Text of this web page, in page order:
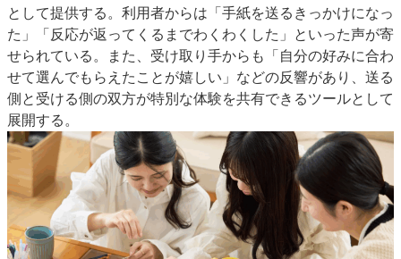
として提供する。利用者からは「手紙を送るきっかけになっ
た」「反応が返ってくるまでわくわくした」といった声が寄
せられている。また、受け取り手からも「自分の好みに合わ
せて選んでもらえたことが嬉しい」などの反響があり、送る
側と受ける側の双方が特別な体験を共有できるツールとして
展開する。